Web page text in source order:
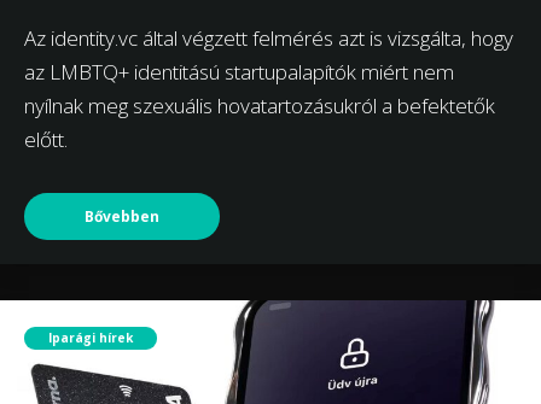
Az identity.vc által végzett felmérés azt is vizsgálta, hogy
az LMBTQ+ identitású startupalapítók miért nem
nyílnak meg szexuális hovatartozásukról a befektetők
előtt.
Bővebben
Iparági hírek